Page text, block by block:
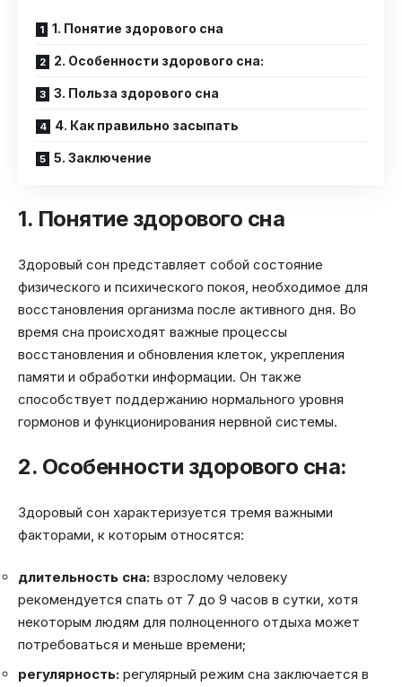
1. Понятие здорового сна
2. Особенности здорового сна:
3. Польза здорового сна
4. Как правильно засыпать
5. Заключение
1. Понятие здорового сна
Здоровый сон представляет собой состояние
физического и психического покоя, необходимое для
восстановления организма после активного дня. Во
время сна происходят важные процессы
восстановления и обновления клеток, укрепления
памяти и обработки информации. Он также
способствует поддержанию нормального уровня
гормонов и функционирования нервной системы.
2. Особенности здорового сна:
Здоровый сон характеризуется тремя важными
факторами, к которым относятся:
длительность сна: взрослому человеку
рекомендуется спать от 7 до 9 часов в сутки, хотя
некоторым людям для полноценного отдыха может
потребоваться и меньше времени;
регулярность: регулярный режим сна заключается в